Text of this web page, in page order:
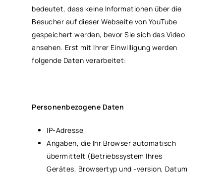
bedeutet, dass keine Informationen über die
Besucher auf dieser Webseite von YouTube
gespeichert werden, bevor Sie sich das Video
ansehen. Erst mit Ihrer Einwilligung werden
folgende Daten verarbeitet:
Personenbezogene Daten
IP-Adresse
Angaben, die Ihr Browser automatisch
übermittelt (Betriebssystem Ihres
Gerätes, Browsertyp und -version, Datum